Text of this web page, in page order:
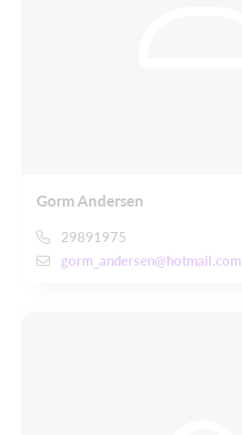
Gorm Andersen
29891975
gorm_andersen@hotmail.com